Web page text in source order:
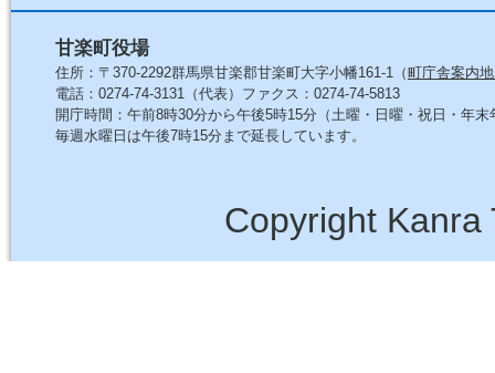
甘楽町役場
住所：〒370-2292群馬県甘楽郡甘楽町大字小幡161-1（町庁舎案内
電話：0274-74-3131（代表）ファクス：0274-74-5813
開庁時間：午前8時30分から午後5時15分（土曜・日曜・祝日・年末
毎週水曜日は午後7時15分まで延長しています。
Copyright Kanra